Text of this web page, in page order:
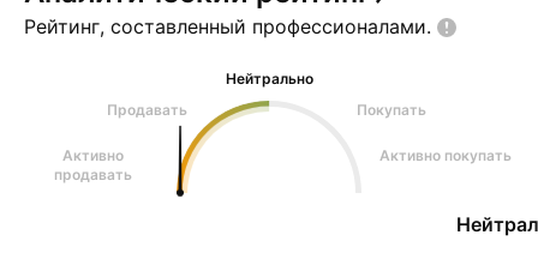
Рейтинг, составленный профессионалами.
Нейтрально
Продавать
Покупать
Активно
продавать
Активно покупать